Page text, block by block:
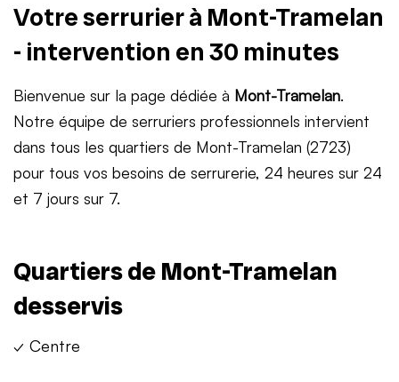
Votre serrurier à Mont-Tramelan
- intervention en 30 minutes
Bienvenue sur la page dédiée à Mont-Tramelan.
Notre équipe de serruriers professionnels intervient
dans tous les quartiers de Mont-Tramelan (2723)
pour tous vos besoins de serrurerie, 24 heures sur 24
et 7 jours sur 7.
Quartiers de Mont-Tramelan
desservis
✓ Centre